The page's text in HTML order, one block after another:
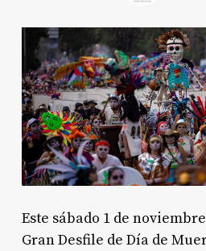
Este sábado 1 de
Gran Desfile de Día de